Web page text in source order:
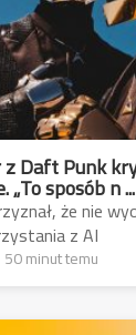
Daft Punk
„To sposób n ...
że nie
z AI
50 minut temu